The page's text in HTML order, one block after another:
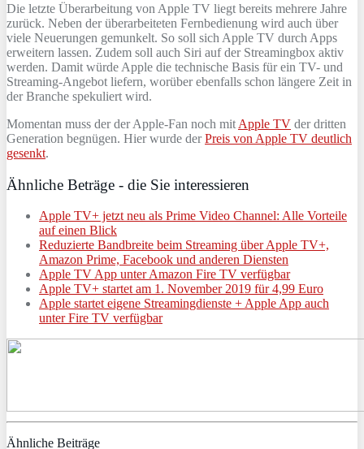
Die letzte Überarbeitung von Apple TV liegt bereits mehrere Jahre
zurück. Neben der überarbeiteten Fernbedienung wird auch über
viele Neuerungen gemunkelt. So soll sich Apple TV durch Apps
erweitern lassen. Zudem soll auch Siri auf der Streamingbox aktiv
werden. Damit würde Apple die technische Basis für ein TV- und
Streaming-Angebot liefern, worüber ebenfalls schon längere Zeit in
der Branche spekuliert wird.
Momentan muss der der Apple-Fan noch mit Apple TV der dritten
Generation begnügen. Hier wurde derPreis von Apple TV deutlich
gesenkt.
Ähnliche Beträge - die Sie interessieren
Apple TV+ jetzt neu als Prime Video Channel: Alle Vorteile
auf einen Blick
Reduzierte Bandbreite beim Streaming über Apple TV+,
Amazon Prime, Facebook und anderen Diensten
Apple TV App unter Amazon Fire TV verfügbar
Apple TV+ startet am 1. November 2019 für 4,99 Euro
Apple startet eigene Streamingdienste + Apple App auch
unter Fire TV verfügbar
Ähnliche Beiträge